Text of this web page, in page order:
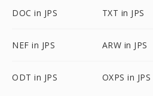
DOC in JPS TXT in JPS
NEF in JPS ARW in JPS
ODT in JPS OXPS in JPS